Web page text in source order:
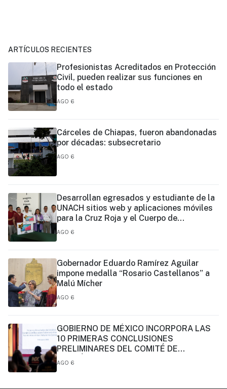
ARTÍCULOS RECIENTES
Profesionistas Acreditados en Protección
Civil, pueden realizar sus funciones en
todo el estado
AGO 6
Cárceles de Chiapas, fueron abandonadas
por décadas: subsecretario
AGO 6
Desarrollan egresados y estudiante de la
UNACH sitios web y aplicaciones móviles
para la Cruz Roja y el Cuerpo de
Bomberos de Tapachula
AGO 6
Gobernador Eduardo Ramírez Aguilar
impone medalla “Rosario Castellanos” a
Malú Mícher
AGO 6
GOBIERNO DE MÉXICO INCORPORA LAS
10 PRIMERAS CONCLUSIONES
PRELIMINARES DEL COMITÉ DE
CIENTÍFICOS Y ESPECIALISTAS PARA EL
AGO 6